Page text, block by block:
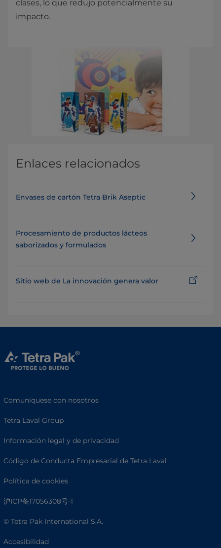
clases, lo que redujo potencialmente su
impacto.
Enlaces relacionados
Envases de cartón Tetra Brik Aseptic
Procesamiento de productos lácteos
saborizados y formulados
Sitio web de La innovación genera valor
Comuníquese con nosotros
Tetra Laval Group
Información legal y de privacidad
Código de Conducta Empresarial de Tetra Laval
Política de cookies
沪ICP备17056308号-1
© Tetra Pak International S.A.
Accesibilidad